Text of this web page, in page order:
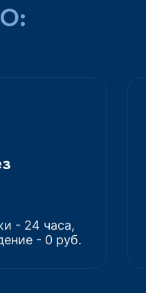
- 24 часа,
- 0 руб.